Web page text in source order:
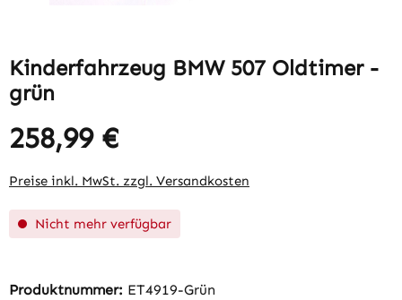
Kinderfahrzeug BMW 507 Oldtimer -
grün
Regulärer Preis:
258,99 €
Preise inkl. MwSt. zzgl. Versandkosten
Nicht mehr verfügbar
Produktnummer: ET4919-Grün